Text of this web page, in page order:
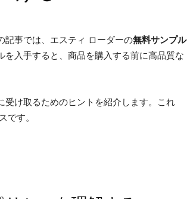
記事では、エスティ ローダーの無料サンプル
入手すると、商品を購入する前に高品質な
け取るためのヒントを紹介します。これ
です。